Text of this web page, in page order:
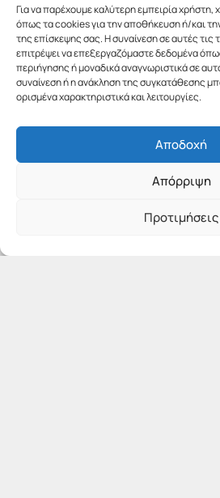
Για να παρέχουμε καλύτερη εμπειρία χρήστη,
όπως τα cookies για την αποθήκευση ή/και
της επίσκεψης σας. Η συναίνεση σε αυτές τις
επιτρέψει να επεξεργαζόμαστε δεδομένα
περιήγησης ή μοναδικά αναγνωριστικά σε
συναίνεση ή η ανάκληση της συγκατάθεσης
ορισμένα χαρακτηριστικά και λειτουργίες.
Αποδοχή
Απόρριψη
Προτιμήσεις